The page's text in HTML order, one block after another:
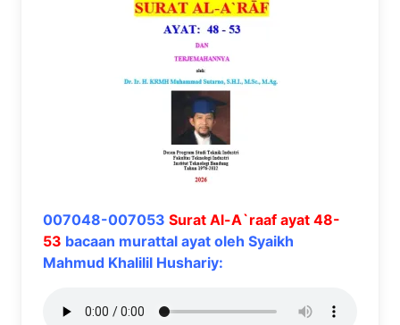
007048-007053 Surat Al-A`raaf ayat 48-
53 bacaan murattal ayat oleh Syaikh
Mahmud Khalilil Hushariy: